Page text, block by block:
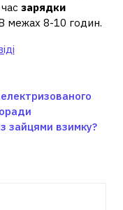
зарядки
межах 8-10 годин.
зайцями взимку?